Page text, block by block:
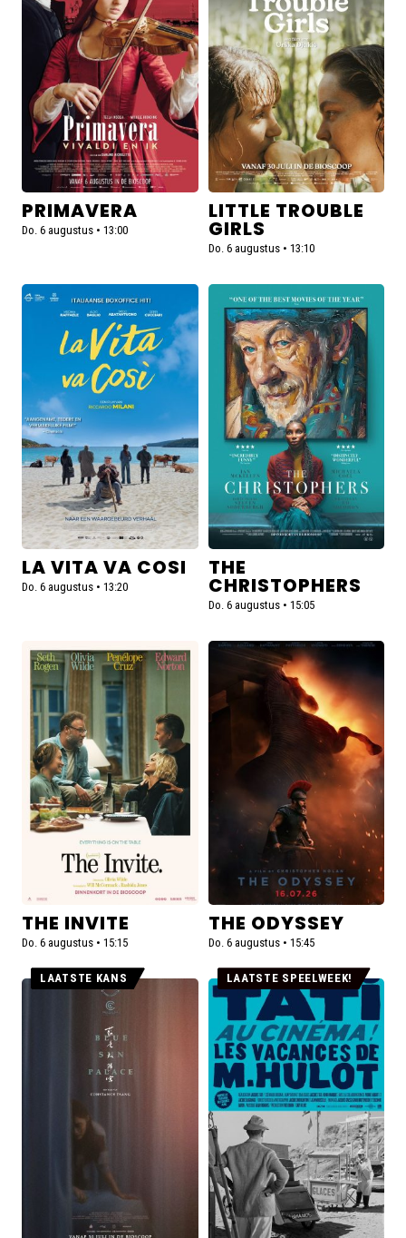
Primavera
PRIMAVERA
Do. 6 augustus • 13:00
Little
Trouble
Girls
LITTLE TROUBLE
GIRLS
Do. 6 augustus • 13:10
Lees
Vita
va
Cosi
LA VITA VA COSI
Do. 6 augustus • 13:20
Lees
meer
over
The
Christophers
THE
CHRISTOPHERS
Do. 6 augustus • 15:05
Lees
meer
over
The
Invite
THE INVITE
Do. 6 augustus • 15:15
Lees
over
The
Odyssey
THE ODYSSEY
Do. 6 augustus • 15:45
Lees
(Previously
Unreleased)
LAATSTE KANS
Lees
over
Les
vacances
de
Monsieur
Hulot
LAATSTE SPEELWEEK!